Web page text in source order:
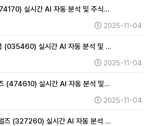
실시간 AI 자동 분석 및 주식…
2025-11-04
(035460) 실시간 AI 자동 분석 및 …
2025-11-04
(474610) 실시간 AI 자동 분석 및…
2025-11-04
즈 (327260) 실시간 AI 자동 분석 …